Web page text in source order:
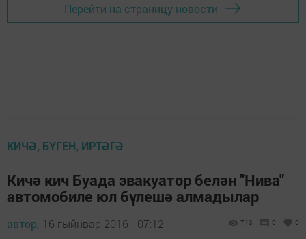
Перейти на страницу новости
КИЧӘ, БҮГЕН, ИРТӘГӘ
Кичә кич Буада эвакуатор белән "Нива"
автомобиле юл бүлешә алмадылар
автор, 16 гыйнвар 2016 - 07:12 713 0 0